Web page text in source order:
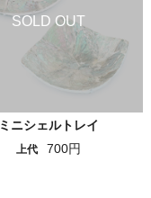
ミニシェルトレイ
上代 700円